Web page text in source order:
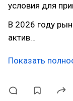
условия для
В 2026 году
актив…
Показать